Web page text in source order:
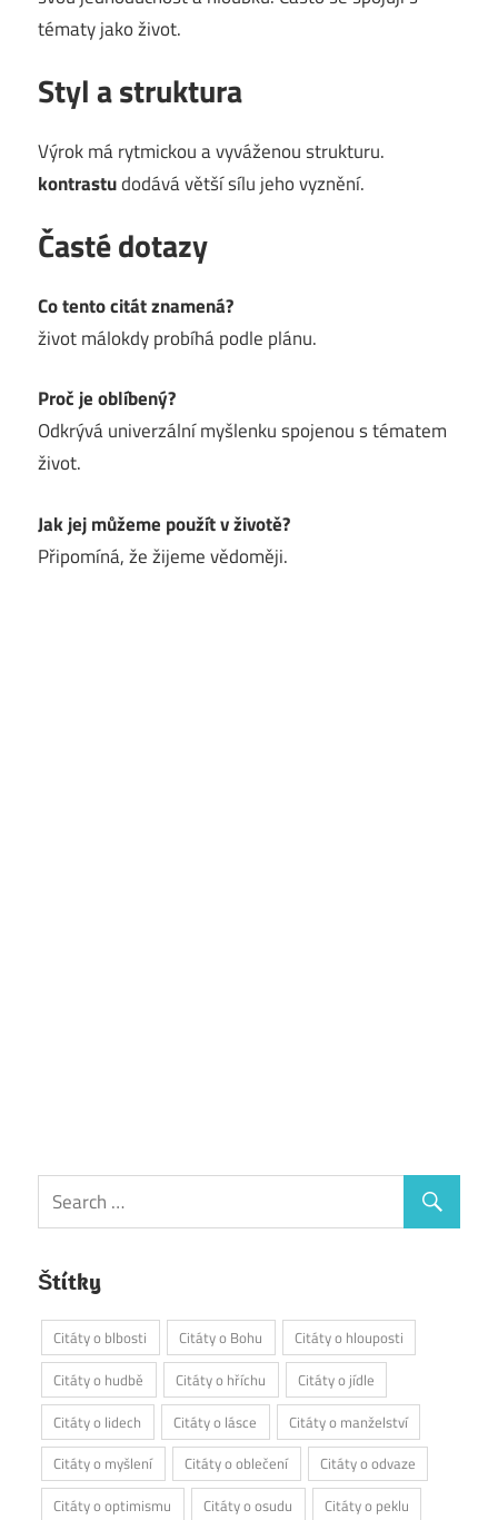
tématy jako život.
Styl a struktura
Výrok má rytmickou a vyváženou strukturu.
kontrastudodává větší sílu jeho vyznění.
Časté dotazy
Co tento citát znamená?
život málokdy probíhá podle plánu.
Proč je oblíbený?
Odkrývá univerzální myšlenku spojenou s tématem
život.
Jak jej můžeme použít v životě?
Připomíná, že žijeme vědoměji.
Štítky
Citáty o blbosti Citáty o Bohu
Citáty o hlouposti
Citáty o hudbě
Citáty o hříchu
Citáty o jídle
Citáty o lidech
Citáty o lásce
Citáty o manželství
Citáty o myšlení
Citáty o oblečení
Citáty o odvaze
Citáty o optimismu
Citáty o osudu Citáty o peklu